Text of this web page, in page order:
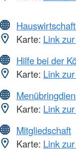
Karte: Link
Hilfe bei der
Karte: Link
Karte: Link
Mitgliedschaft
Karte: Link